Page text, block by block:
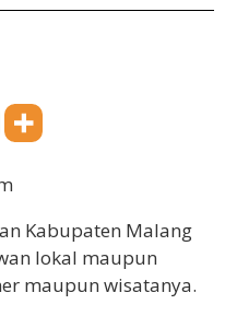
Kabupaten Malang
lokal maupun
maupun wisatanya.